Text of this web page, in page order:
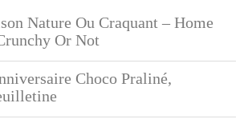
Nature Ou Craquant – Home
Or Not
Choco Praliné,